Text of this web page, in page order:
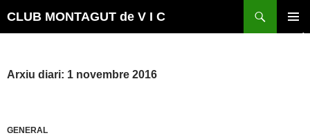
CLUB MONTAGUT de V I C
Arxiu diari: 1 novembre 2016
GENERAL